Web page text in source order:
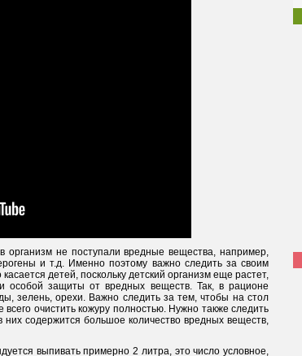
не поступали вредные вещества, например,
и т.д. Именно поэтому важно следить за своим
детей, поскольку детский организм еще растет,
особой защиты от вредных веществ. Так, в рационе
зелень, орехи. Важно следить за тем, чтобы на стол
очистить кожуру полностью. Нужно также следить
содержится большое количество вредных веществ,
выпивать примерно 2 литра, это число условное,